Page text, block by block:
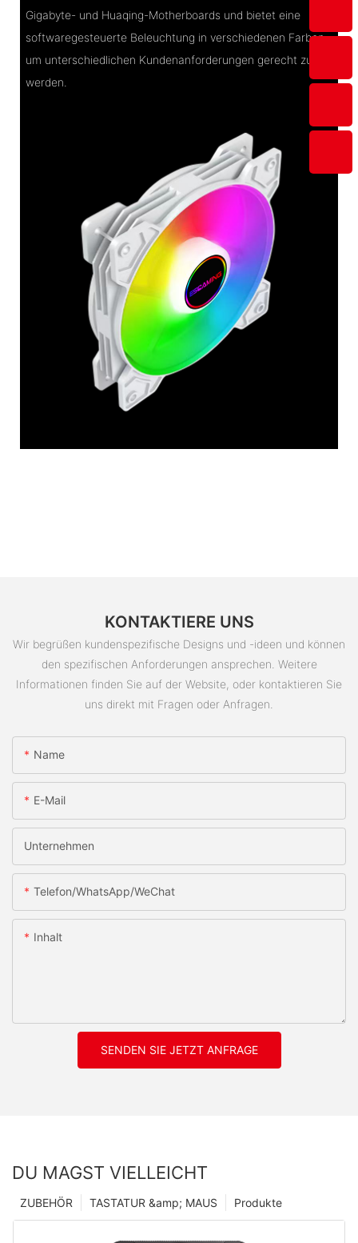
Gigabyte- und Huaqing-Motherboards und bietet eine
softwaregesteuerte Beleuchtung in verschiedenen Farben,
um unterschiedlichen Kundenanforderungen gerecht zu
werden.
KONTAKTIERE UNS
Wir begrüßen kundenspezifische Designs und -ideen und können
den spezifischen Anforderungen ansprechen. Weitere
Informationen finden Sie auf der Website, oder kontaktieren Sie
uns direkt mit Fragen oder Anfragen.
Name
E-Mail
Unternehmen
Telefon/WhatsApp/WeChat
Inhalt
SENDEN SIE JETZT ANFRAGE
DU MAGST VIELLEICHT
Produkte
TASTATUR &amp; MAUS
ZUBEHÖR